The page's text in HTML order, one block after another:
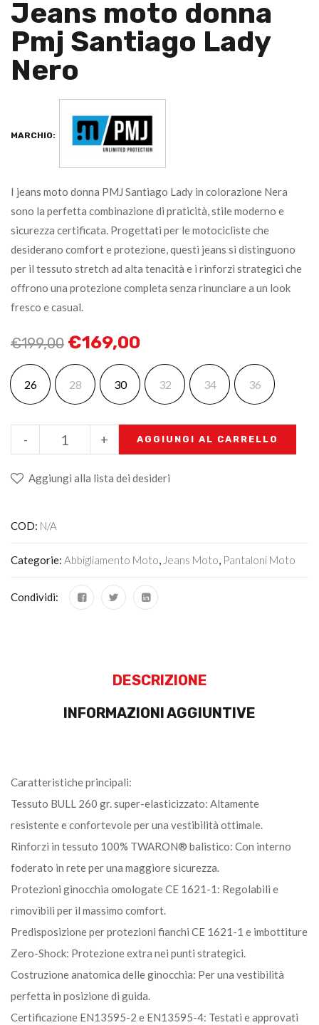
Jeans moto donna
Pmj Santiago Lady
Nero
MARCHIO:
I jeans moto donna PMJ Santiago Lady in colorazione Nera
sono la perfetta combinazione di praticità, stile moderno e
sicurezza certificata. Progettati per le motocicliste che
desiderano comfort e protezione, questi jeans si distinguono
per il tessuto stretch ad alta tenacità e i rinforzi strategici che
offrono una protezione completa senza rinunciare a un look
fresco e casual.
€199,00 €169,00
26 28 30 32 34 36
+
- AGGIUNGI AL CARRELLO
Aggiungi alla lista dei desideri
COD: N/A
Categorie: Abbigliamento Moto, Jeans Moto, Pantaloni Moto
Condividi:
DESCRIZIONE
INFORMAZIONI AGGIUNTIVE
Caratteristiche principali:
Tessuto BULL 260 gr. super-elasticizzato: Altamente
resistente e confortevole per una vestibilità ottimale.
Rinforzi in tessuto 100% TWARON® balistico: Con interno
foderato in rete per una maggiore sicurezza.
Protezioni ginocchia omologate CE 1621-1: Regolabili e
rimovibili per il massimo comfort.
Predisposizione per protezioni fianchi CE 1621-1 e imbottiture
Zero-Shock: Protezione extra nei punti strategici.
Costruzione anatomica delle ginocchia: Per una vestibilità
perfetta in posizione di guida.
Certificazione EN13595-2 e EN13595-4: Testati e approvati